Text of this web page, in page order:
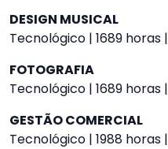
DESIGN MUSICAL
Tecnológico | 1689 horas |
FOTOGRAFIA
Tecnológico | 1689 horas |
GESTÃO COMERCIAL
Tecnológico | 1988 horas |